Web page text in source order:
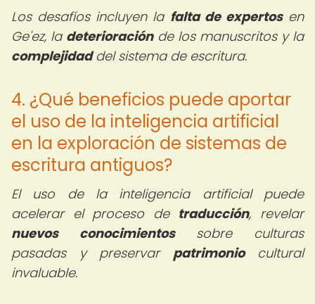
Los desafíos incluyen la falta de expertosen
Ge'ez, la deterioraciónde los manuscritos y la
complejidaddel sistema de escritura.
4. ¿Qué beneficios puede aportar
el uso de la inteligencia artificial
en la exploración de sistemas de
escritura antiguos?
El uso de la inteligencia artificial puede
acelerar el proceso de traducción, revelar
nuevos conocimientossobre culturas
pasadas y preservar patrimoniocultural
invaluable.